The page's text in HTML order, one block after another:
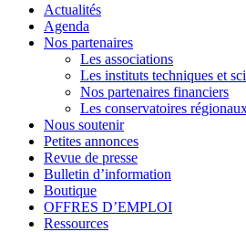
Actualités
Agenda
Nos partenaires
Les associations
Les instituts techniques et
Nos partenaires financiers
Les conservatoires
Nous soutenir
Petites annonces
Revue de presse
Bulletin d’information
Boutique
OFFRES D’EMPLOI
Ressources